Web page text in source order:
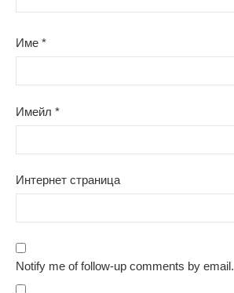
Име *
Имейл *
Интернет страница
Notify me of follow-up comments by email.